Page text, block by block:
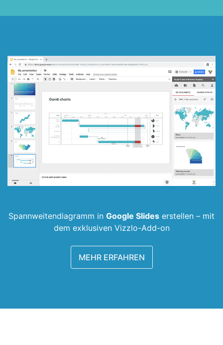
Spannweiten­diagramm in Google Slides erstellen – mit
dem exklusiven Vizzlo-Add-on
MEHR ERFAHREN